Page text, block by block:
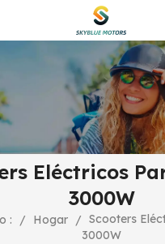
Eléctricos
3000W
: / Hogar / Scooters
3000W